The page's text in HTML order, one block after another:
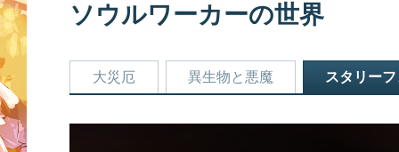
運営通信
アップ
ソウルワーカーの世界
大災厄 異生物と悪魔 スタリー